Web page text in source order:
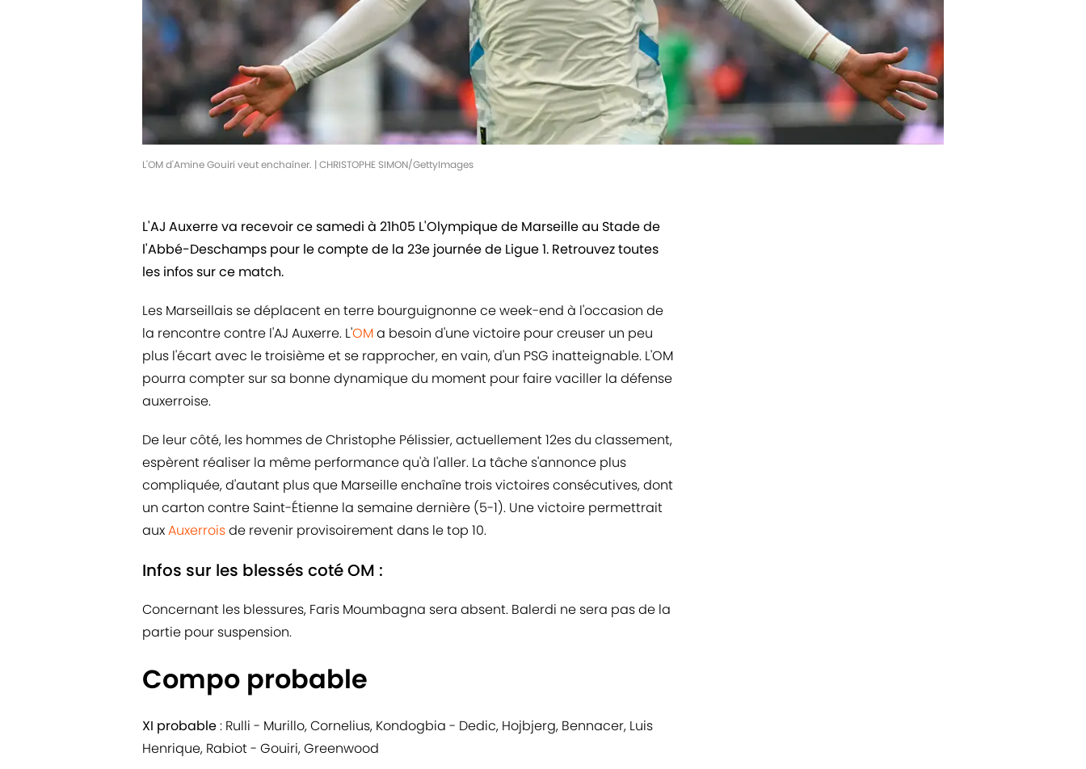
L'OM d'Amine Gouiri veut enchaîner. | CHRISTOPHE SIMON/GettyImages
L'AJ Auxerre va recevoir ce samedi à 21h05 L'Olympique de Marseille au Stade de
l'Abbé-Deschamps pour le compte de la 23e journée de Ligue 1. Retrouvez toutes
les infos sur ce match.
Les Marseillais se déplacent en terre bourguignonne ce week-end à l'occasion de
la rencontre contre l'AJ Auxerre. L'OMa besoin d'une victoire pour creuser un peu
plus l'écart avec le troisième et se rapprocher, en vain, d'un PSG inatteignable. L'OM
pourra compter sur sa bonne dynamique du moment pour faire vaciller la défense
auxerroise.
De leur côté, les hommes de Christophe Pélissier, actuellement 12es du classement,
espèrent réaliser la même performance qu'à l'aller. La tâche s'annonce plus
compliquée, d'autant plus que Marseille enchaîne trois victoires consécutives, dont
un carton contre Saint-Étienne la semaine dernière (5-1). Une victoire permettrait
auxAuxerroisde revenir provisoirement dans le top 10.
Infos sur les blessés coté OM :
Concernant les blessures, Faris Moumbagna sera absent. Balerdi ne sera pas de la
partie pour suspension.
Compo probable
XI probable: Rulli - Murillo, Cornelius, Kondogbia - Dedic, Hojbjerg, Bennacer, Luis
Henrique, Rabiot - Gouiri, Greenwood